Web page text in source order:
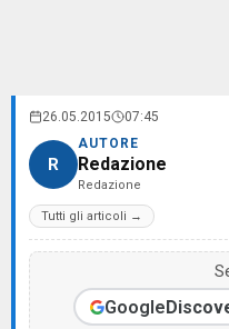
26.05.2015 07:45
R
AUTORE
Redazione
Redazione
Tutti gli articoli →
Google